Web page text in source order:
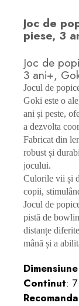
Joc de
piese, 3
Joc de
3 ani+,
Jocul de
Goki este o
ani și peste,
a dezvolta
Fabricat din
robust și
jocului.
Culorile vii și
copii,
Jocul de
pistă de
distanțe
mână și a
Continut: